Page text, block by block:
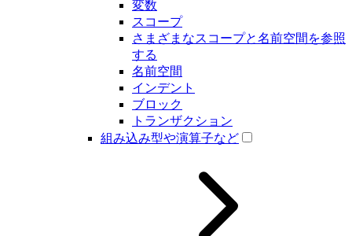
変数
スコープ
さまざまなスコープと名前空間を参照
する
名前空間
インデント
ブロック
トランザクション
組み込み型や演算子など